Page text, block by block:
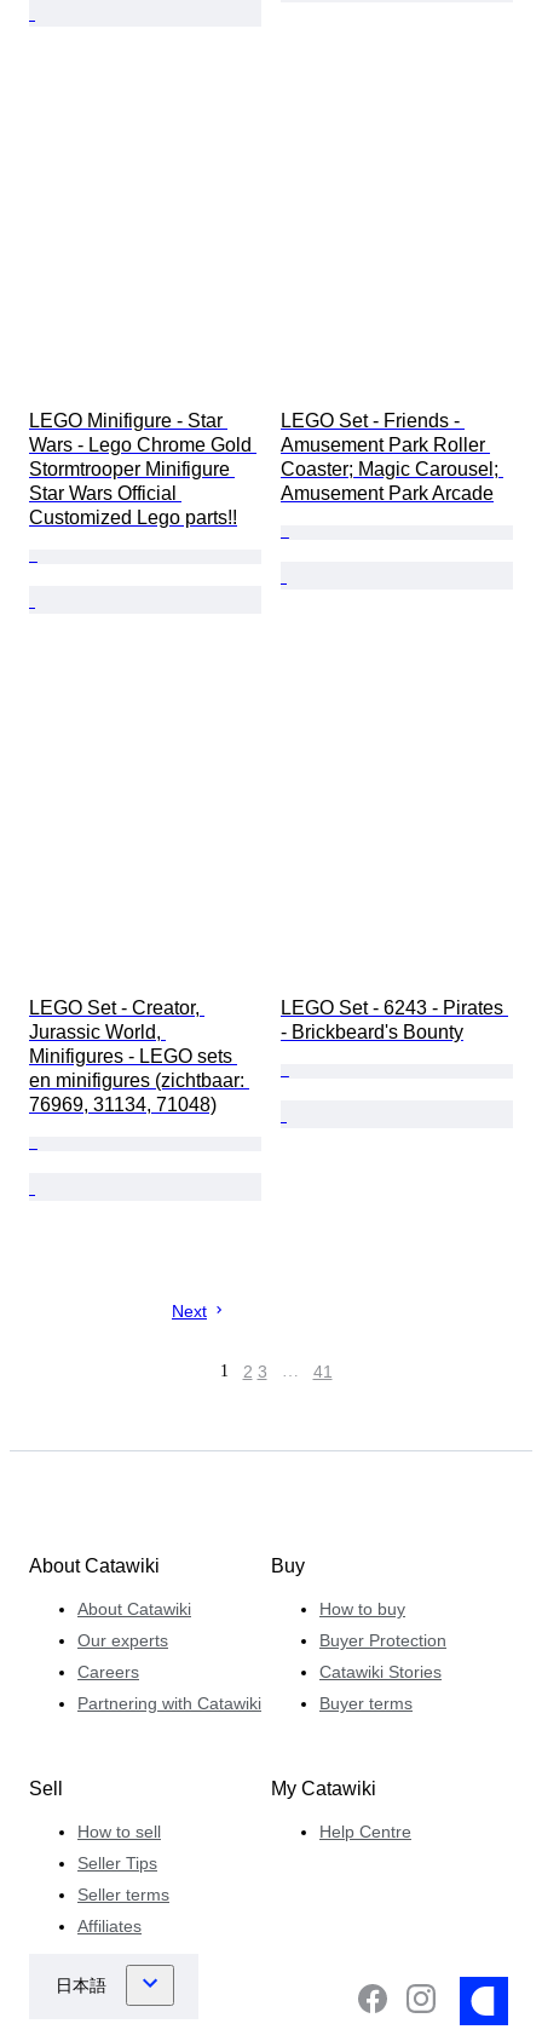
LEGO Minifigure - Star
Wars - Lego Chrome Gold
Stormtrooper Minifigure
Star Wars Official
Customized Lego parts!!
LEGO Set - Friends -
Amusement Park Roller
Coaster; Magic Carousel;
Amusement Park Arcade
LEGO Set - Creator,
Jurassic World,
Minifigures - LEGO sets
en minifigures (zichtbaar:
76969, 31134, 71048)
LEGO Set - 6243 - Pirates
- Brickbeard's Bounty
Next
1 2 3 … 41
About Catawiki
About Catawiki
Our experts
Careers
Partnering with Catawiki
Buy
How to buy
Buyer Protection
Catawiki Stories
Buyer terms
Sell
How to sell
Seller Tips
Seller terms
Affiliates
My Catawiki
Help Centre